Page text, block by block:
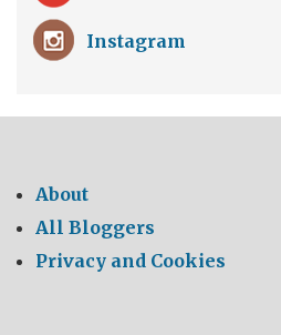
Instagram
About
All Bloggers
Privacy and Cookies